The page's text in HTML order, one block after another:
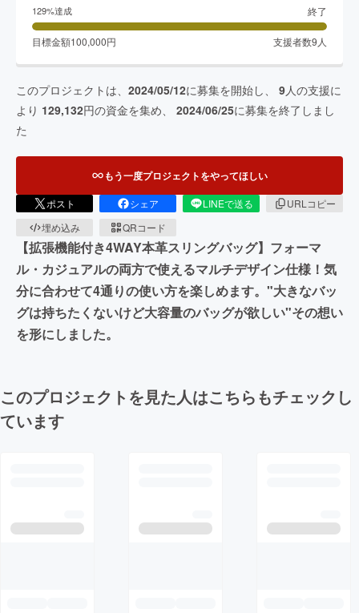
129%達成 終了
目標金額100,000円 支援者数9 人
このプロジェクトは、 2024/05/12に募集を開始し、 9人の支援に
より 129,132円の資金を集め、 2024/06/25に募集を終了しまし
た
もう一度プロジェクトをやってほしい
ポスト シェア LINEで送る
URLコピー
埋め込み
QRコード
【拡張機能付き4WAY本革スリングバッグ】フォーマ
ル・カジュアルの両方で使えるマルチデザイン仕様！気
分に合わせて4通りの使い方を楽しめます。"大きなバッ
グは持ちたくないけど大容量のバッグが欲しい"その想い
を形にしました。
このプロジェクトを見た人はこちらもチェックし
ています